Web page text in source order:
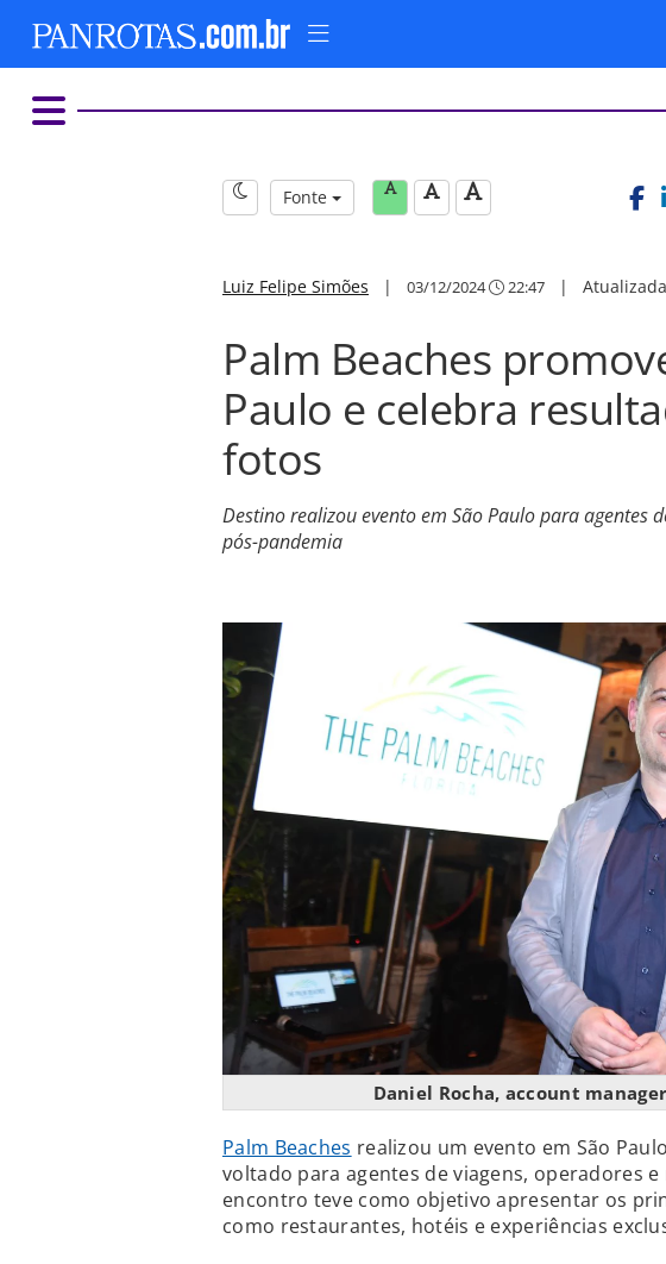
Fonte
Luiz Felipe Simões | 03/12/2024 22:47 |
Palm Beaches
Paulo e celebra
fotos
Destino realizou evento em São Paulo para agentes
pós-pandemia
Daniel Rocha, account
Palm Beaches realizou um evento em São
voltado para agentes de viagens, operadores
encontro teve como objetivo apresentar os
como restaurantes, hotéis e experiências